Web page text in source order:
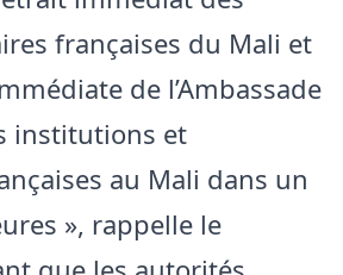
françaises du Mali et
de l’Ambassade
institutions et
au Mali dans un
», rappelle le